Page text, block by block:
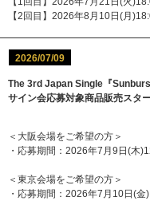
【2回目】2026年8月10日(月
2026/07/09
The 3rd Japan Single『
サイン会応募対象商品販売スター
＜大阪会場をご希望の方＞
・応募期間：2026年7月9日(木
＜東京会場をご希望の方＞
・応募期間：2026年7月10日(